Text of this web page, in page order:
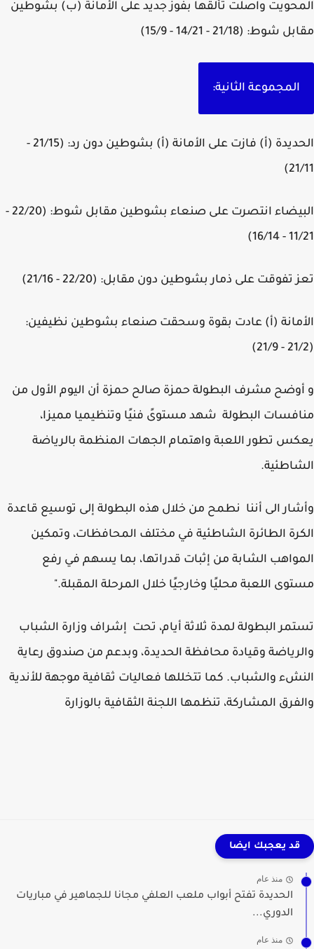
واصلت تألقها بفوز جديد على الأمانة (ب) بشوطين
شوط: (21/18 - 14/21 - 15/9)
المجموعة الثانية:
الحديدة (أ) فازت على الأمانة (أ) بشوطين دون رد: (21/15 -
البيضاء انتصرت على صنعاء بشوطين مقابل شوط: (22/20 -
11/21
تفوقت على ذمار بشوطين دون مقابل: (22/20 - 21/16)
(أ) عادت بقوة وسحقت صنعاء بشوطين نظيفين:
مشرف البطولة حمزة صالح حمزة أن اليوم الأول من
البطولة شهد مستوىً فنيًا وتنظيميا مميزا،
تطور اللعبة واهتمام الجهات المنظمة بالرياضة
الى أننا نطمح من خلال هذه البطولة إلى توسيع قاعدة
الطائرة الشاطئية في مختلف المحافظات، وتمكين
الشابة من إثبات قدراتها، بما يسهم في رفع
اللعبة محليًا وخارجيًا خلال المرحلة المقبلة."
البطولة لمدة ثلاثة أيام، تحت إشراف وزارة الشباب
وقيادة محافظة الحديدة، وبدعم من صندوق رعاية
والشباب. كما تتخللها فعاليات ثقافية موجهة للأندية
المشاركة، تنظمها اللجنة الثقافية بالوزارة
قد يعجبك ايضا
منذ عام
الحديدة تفتح أبواب ملعب العلفي مجانا للجماهير في مباريات
الدوري...
منذ عام